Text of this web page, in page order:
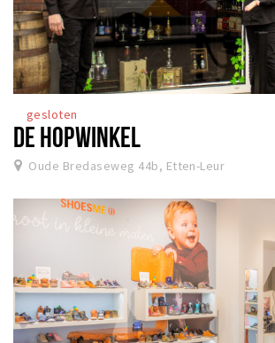
gesloten
DE HOPWINKEL
Oude Bredaseweg 44b, Etten-Leur